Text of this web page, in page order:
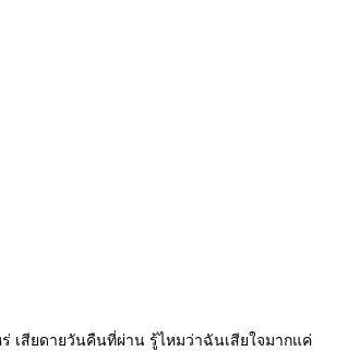
เสียดายวันคืนที่ผ่าน รู้ไหมว่าฉันเสียใจมากแค่